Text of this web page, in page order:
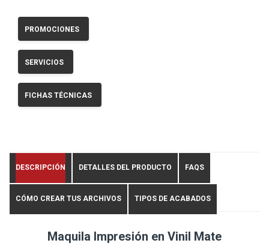
PROMOCIONES
SERVICIOS
FICHAS TÉCNICAS
DESCRIPCIÓN DETALLES DEL PRODUCTO FAQS
CÓMO CREAR TUS ARCHIVOS TIPOS DE ACABADOS
Maquila Impresión en Vinil Mate